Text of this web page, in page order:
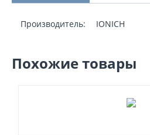
Производитель: IONICH
Похожие товары